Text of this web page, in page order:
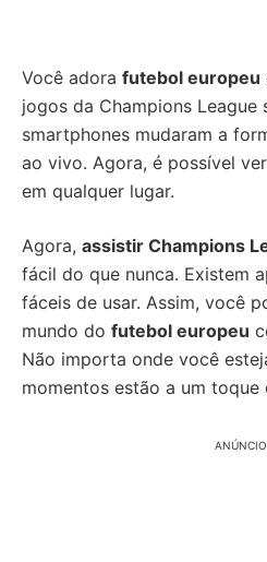
Você adora futebol europeu
jogos da Champions League
smartphones mudaram a
ao vivo. Agora, é possível
em qualquer lugar.
Agora, assistir Champions
fácil do que nunca. Existem
fáceis de usar. Assim, você
mundo do futebol europeu
Não importa onde você
momentos estão a um toque